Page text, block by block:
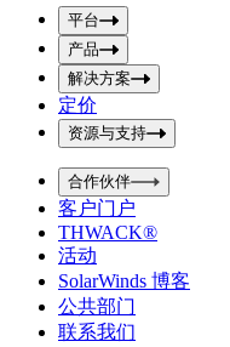
u
t
S
e
a
r
c
h
b
o
x
平台
产品
解决方案
定价
资源与支持
合作伙伴
客户门户
THWACK®
活动
SolarWinds 博客
公共部门
联系我们